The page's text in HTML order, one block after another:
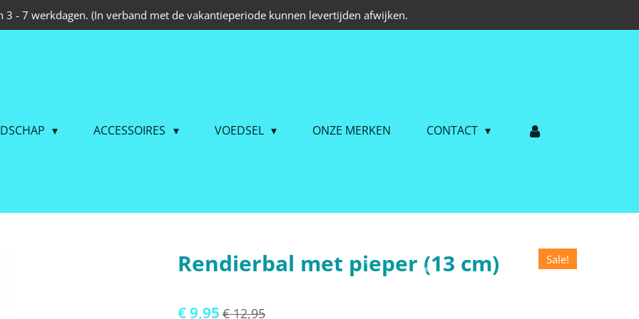
3 - 7 werkdagen. (In verband met de vakantieperiode kunnen levertijden afwijken.
ACCESSOIRES VOEDSEL ONZE MERKEN CONTACT
Rendierbal met pieper (13 cm) Sale!
€ 9,95 € 12,95